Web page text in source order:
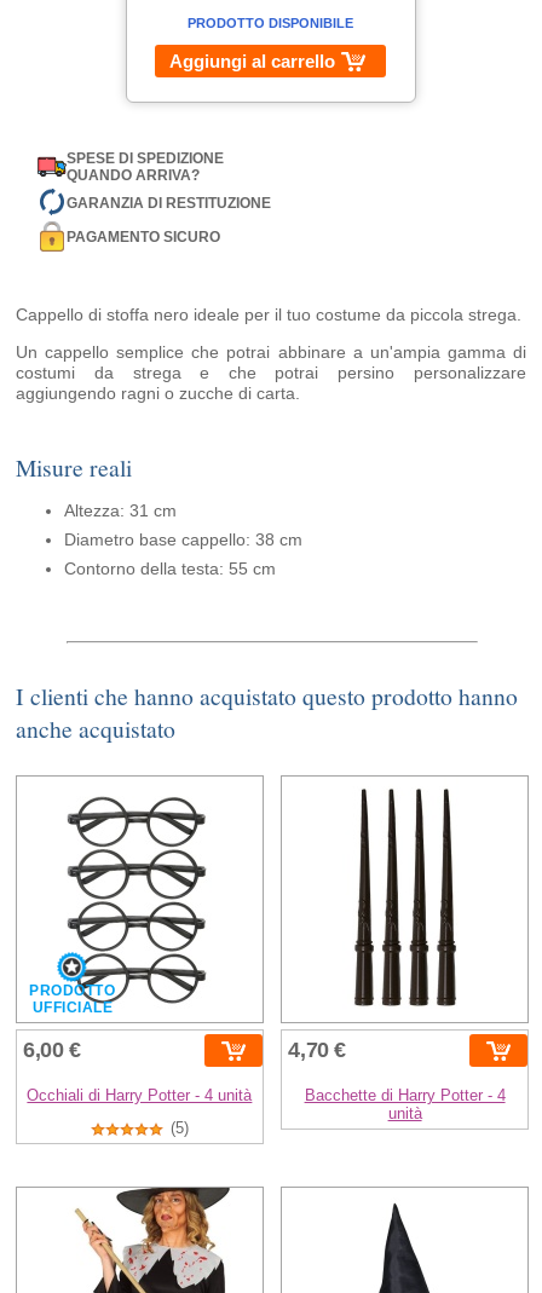
PRODOTTO DISPONIBILE
Aggiungi al carrello
SPESE DI SPEDIZIONE
QUANDO ARRIVA?
GARANZIA DI RESTITUZIONE
PAGAMENTO SICURO
Cappello di stoffa nero ideale per il tuo costume da piccola strega.
Un cappello semplice che potrai abbinare a un'ampia gamma di
costumi da strega e che potrai persino personalizzare
aggiungendo ragni o zucche di carta.
Misure reali
Altezza: 31 cm
Diametro base cappello: 38 cm
Contorno della testa: 55 cm
I clienti che hanno acquistato questo prodotto hanno
anche acquistato
PRODOTTO
UFFICIALE
6,00 €
Occhiali di Harry Potter - 4 unità
(5)
4,70 €
Bacchette di Harry Potter - 4
unità